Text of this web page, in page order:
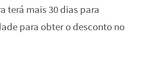
terá mais 30 dias para
para obter o desconto no